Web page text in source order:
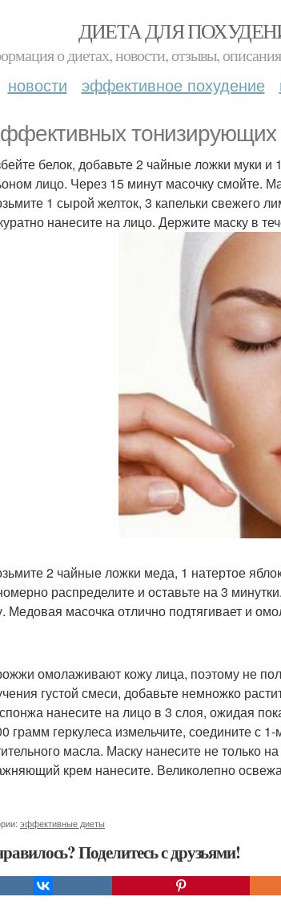
ДИЕТА ДЛЯ
о диетах, новости, отзывы,
новости эффективное похудение
тонизирующих
белок, добавьте 2 чайные ложки муки
лицо. Через 15 минут масочку смойте.
1 сырой желток, 3 капельки свежего
нанесите на лицо. Держите маску в
2 чайные ложки меда, 1 натертое
распределите и оставьте на 3
Медовая масочка отлично подтягивает и
омолаживают кожу лица, поэтому не
густой смеси, добавьте немножко
нанесите на лицо в 3 слоя, ожидая
грамм геркулеса измельчите, соедините с
масла. Маску нанесите не только
крем нанесите. Великолепно
эффективные диеты
Поделитесь с друзьями!